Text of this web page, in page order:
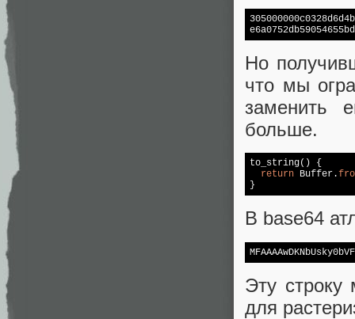
Но
что мы
заменить
больше.
to_string() {
return Buffer.
}
В base64
Эту строку
для